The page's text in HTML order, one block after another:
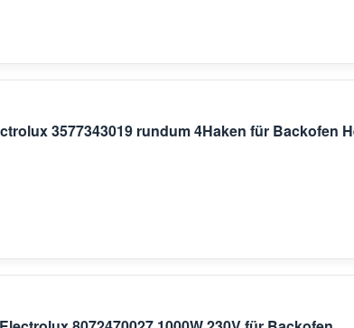
3577343019 rundum 4Haken für Backofen